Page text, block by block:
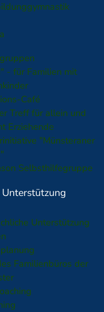
- für Familien mit
Café
Treff für allein und
Erziehende
"Münsteraner
Selbsthilfegruppe
Unterstützung
Familienbüros der